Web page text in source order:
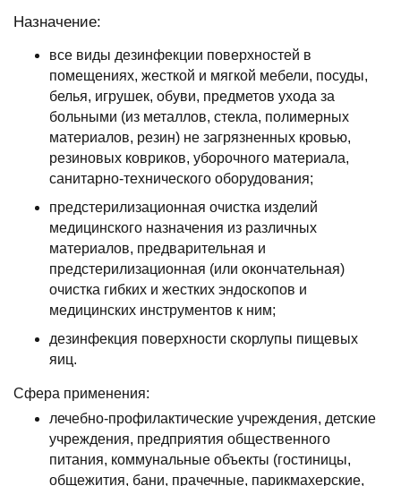
Назначение:
все виды дезинфекции поверхностей в
помещениях, жесткой и мягкой мебели, посуды,
белья, игрушек, обуви, предметов ухода за
больными (из металлов, стекла, полимерных
материалов, резин) не загрязненных кровью,
резиновых ковриков, уборочного материала,
санитарно-технического оборудования;
предстерилизационная очистка изделий
медицинского назначения из различных
материалов, предварительная и
предстерилизационная (или окончательная)
очистка гибких и жестких эндоскопов и
медицинских инструментов к ним;
дезинфекция поверхности скорлупы пищевых
яиц.
Сфера применения:
лечебно-профилактические учреждения, детские
учреждения, предприятия общественного
питания, коммунальные объекты (гостиницы,
общежития, бани, прачечные, парикмахерские,